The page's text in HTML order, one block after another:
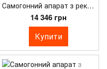
Самогонний апарат з ректифікаційною колоною Kors PerfectSpirit Vision 3"
14 346 грн
Купити